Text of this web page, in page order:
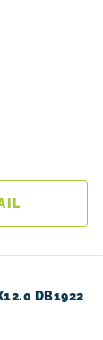
DB1922